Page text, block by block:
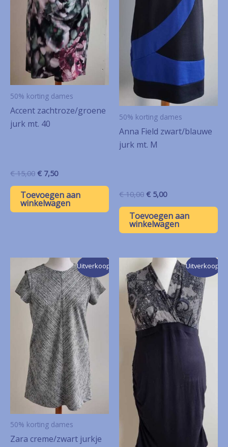
50% korting dames
Accent zachtroze/groene
jurk mt. 40
€15,00 Oorspronkelijke
was:
€ 15,00.
€ 7,50Huidige
is:
€ 7,50.
Toevoegen aan
winkelwagen
50% korting dames
Anna Field zwart/blauwe
jurk mt. M
€10,00 Oorspronkelijke
was:
€ 10,00.
€ 5,00Huidige
is:
€ 5,00.
Toevoegen aan
winkelwagen
Uitverkoop!
50% korting dames
Zara creme/zwart jurkje
Uitverkoop!